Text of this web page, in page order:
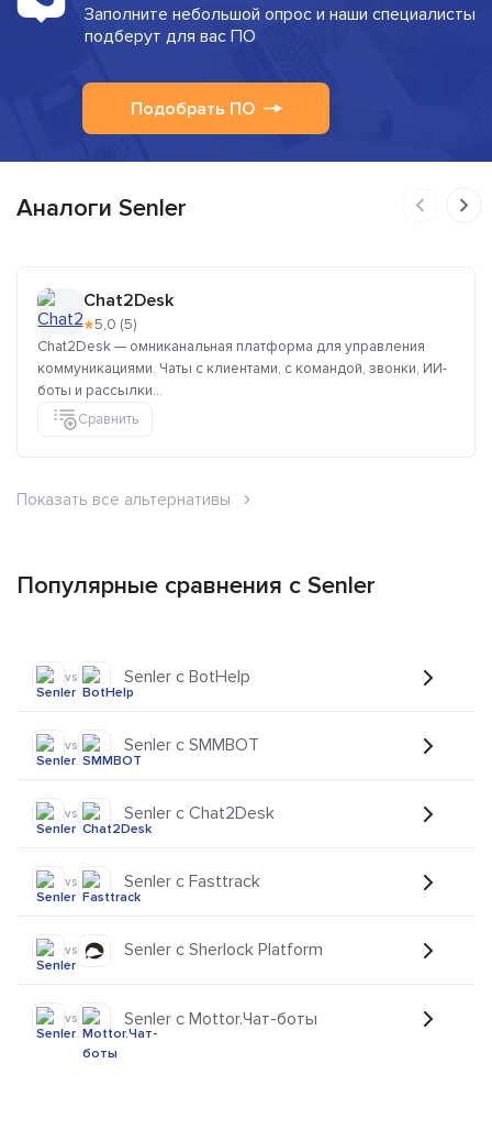
Заполните небольшой опрос и наши специалисты
подберут для вас ПО
Подобрать ПО
Аналоги Senler
Chat2Desk
★5,0 (5)
Chat2Desk — омниканальная платформа для управления
коммуникациями. Чаты с клиентами, с командой, звонки, ИИ-
боты и рассылки...
Сравнить
Показать все альтернативы
Популярные сравнения с Senler
vs Senler с BotHelp
vs Senler с SMMBOT
vs Senler с Chat2Desk
vs Senler с Fasttrack
vs Senler с Sherlock Platform
vs Senler с Mottor.Чат-боты